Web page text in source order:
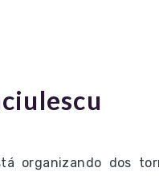
organizando dos